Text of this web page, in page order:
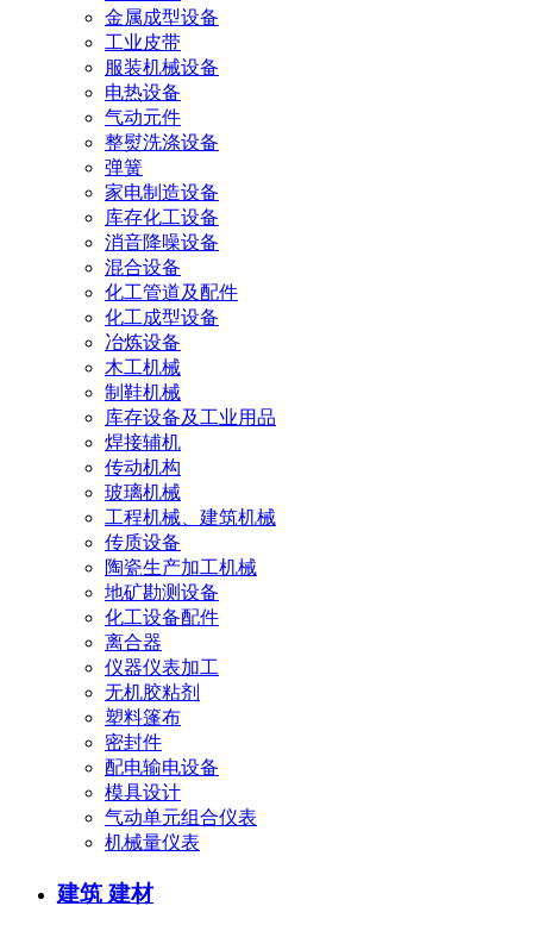
金属成型设备
工业皮带
服装机械设备
电热设备
气动元件
整熨洗涤设备
弹簧
家电制造设备
库存化工设备
消音降噪设备
混合设备
化工管道及配件
化工成型设备
冶炼设备
木工机械
制鞋机械
库存设备及工业用品
焊接辅机
传动机构
玻璃机械
工程机械、建筑机械
传质设备
陶瓷生产加工机械
地矿勘测设备
化工设备配件
离合器
仪器仪表加工
无机胶粘剂
塑料篷布
密封件
配电输电设备
模具设计
气动单元组合仪表
机械量仪表
建筑 建材